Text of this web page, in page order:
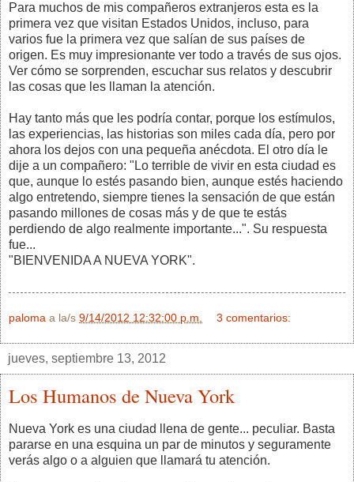
Para muchos de mis compañeros extranjeros esta es la
primera vez que visitan Estados Unidos, incluso, para
varios fue la primera vez que salían de sus países de
origen. Es muy impresionante ver todo a través de sus ojos.
Ver cómo se sorprenden, escuchar sus relatos y descubrir
las cosas que les llaman la atención.
Hay tanto más que les podría contar, porque los estímulos,
las experiencias, las historias son miles cada día, pero por
ahora los dejos con una pequeña anécdota. El otro día le
dije a un compañero: "Lo terrible de vivir en esta ciudad es
que, aunque lo estés pasando bien, aunque estés haciendo
algo entretendo, siempre tienes la sensación de que están
pasando millones de cosas más y de que te estás
perdiendo de algo realmente importante...". Su respuesta
fue...
"BIENVENIDA A NUEVA YORK".
paloma a la/s 9/14/2012 12:32:00 p.m. 3 comentarios:
jueves, septiembre 13, 2012
Los Humanos de Nueva York
Nueva York es una ciudad llena de gente... peculiar. Basta
pararse en una esquina un par de minutos y seguramente
verás algo o a alguien que llamará tu atención.